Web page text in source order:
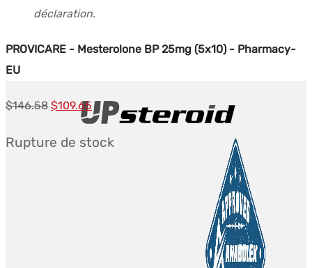
déclaration.
PROVICARE - Mesterolone BP 25mg (5x10) - Pharmacy-
EU
$146.58 Le
initial
$109.65 Le
prix
actuel
Rupture de stock